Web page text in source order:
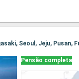
Pensão completa